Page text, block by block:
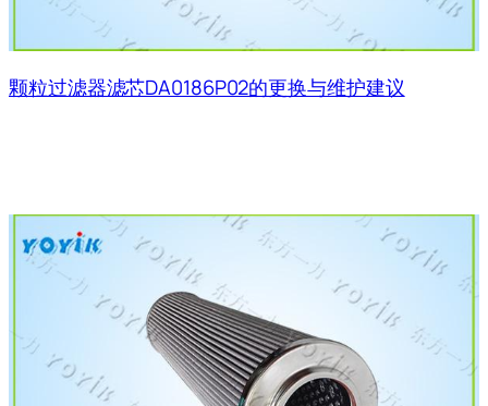
颗粒过滤器滤芯DA0186P02的更换与维护建议